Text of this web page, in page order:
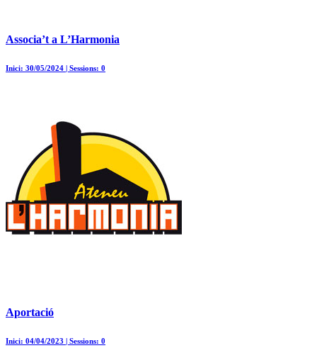
Associa’t a L’Harmonia
Inici: 30/05/2024 | Sessions: 0
Aportació
Inici: 04/04/2023 | Sessions: 0